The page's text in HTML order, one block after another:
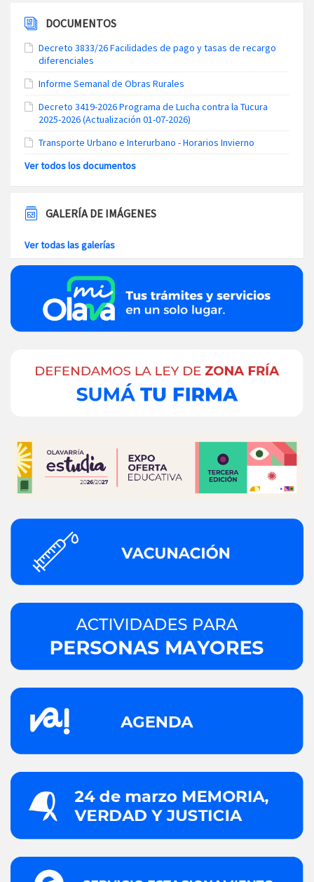
DOCUMENTOS
Decreto 3833/26 Facilidades de pago y tasas de recargo
diferenciales
Informe Semanal de Obras Rurales
Decreto 3419-2026 Programa de Lucha contra la Tucura
2025-2026 (Actualización 01-07-2026)
Transporte Urbano e Interurbano - Horarios Invierno
Ver todos los documentos
GALERÍA DE IMÁGENES
Ver todas las galerías